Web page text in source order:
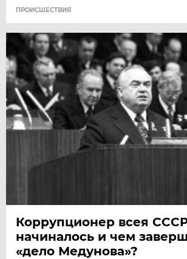
ПРОИСШЕСТВИЯ
Коррупционер всея
начиналось и чем
«дело Медунова»?